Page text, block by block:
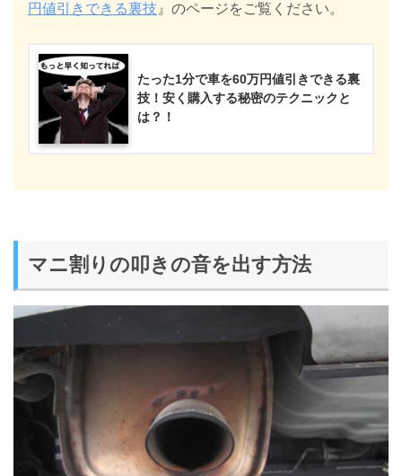
円値引きできる裏技 』のページをご覧ください。
たった1分で車を60万円値引きできる裏
技！安く購入する秘密のテクニックと
は？！
マニ割りの叩きの音を出す方法